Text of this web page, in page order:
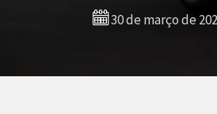
30 de março de